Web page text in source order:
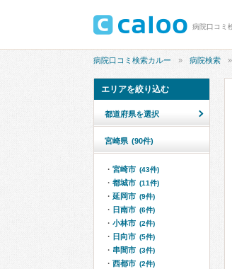
病院口コミ
病院口コミ検索カルー 病院検索
エリアを絞り込む
都道府県を選択
宮崎県 (90件)
宮崎市 (43件)
都城市 (11件)
延岡市 (9件)
日南市 (6件)
小林市 (2件)
日向市 (5件)
串間市 (3件)
西都市 (2件)